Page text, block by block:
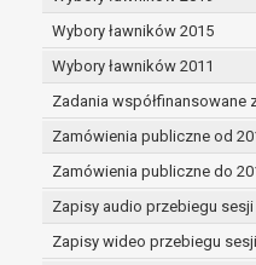
Wybory ławników 2015
Wybory ławników 2011
Zadania współfinansowane
Zamówienia publiczne od
Zamówienia publiczne do
Zapisy audio przebiegu sesji
Zapisy wideo przebiegu sesji
celu
prawo do
przetwarzania
podstawie art.
osoba,